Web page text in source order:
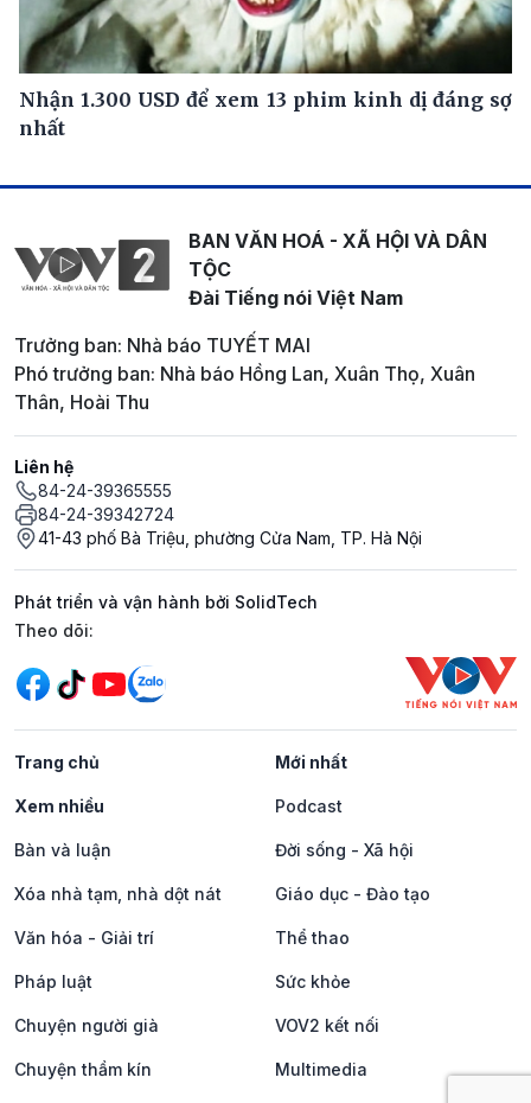
Nhận 1.300 USD để xem 13 phim kinh dị đáng sợ
nhất
BAN VĂN HOÁ - XÃ HỘI VÀ DÂN
TỘC
Đài Tiếng nói Việt Nam
Trưởng ban: Nhà báo TUYẾT MAI
Phó trưởng ban: Nhà báo Hồng Lan, Xuân Thọ, Xuân
Thân, Hoài Thu
Liên hệ
84-24-39365555
84-24-39342724
41-43 phố Bà Triệu, phường Cửa Nam, TP. Hà Nội
Phát triển và vận hành bởi SolidTech
Mạng xã hội
Theo dõi:
Trang chủ Mới nhất
Xem nhiều Podcast
Bàn và luận Đời sống - Xã hội
Xóa nhà tạm, nhà dột nát Giáo dục - Đào tạo
Văn hóa - Giải trí Thể thao
Pháp luật Sức khỏe
Chuyện người già VOV2 kết nối
Chuyện thầm kín Multimedia